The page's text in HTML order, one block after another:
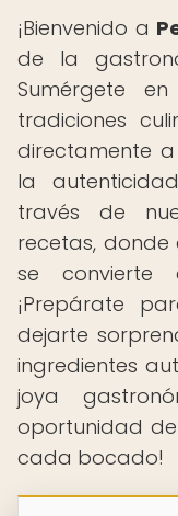
¡Bienvenido a
de la
Sumérgete
tradiciones
directamente
la
través de
recetas,
se convierte
¡Prepárate
dejarte
ingredientes
joya
oportunidad
cada bocado!